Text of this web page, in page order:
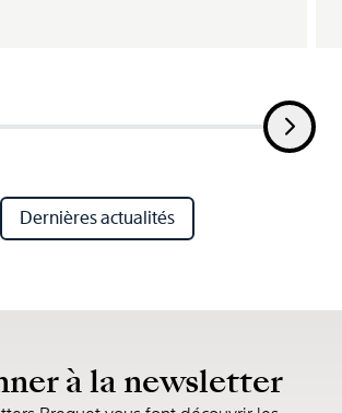
Dernières actualités
à la newsletter